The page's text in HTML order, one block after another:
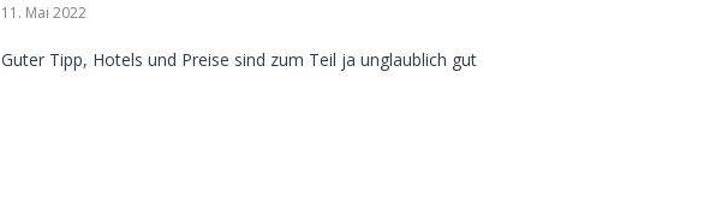
11. Mai 2022
Guter Tipp, Hotels und Preise sind zum Teil ja unglaublich gut